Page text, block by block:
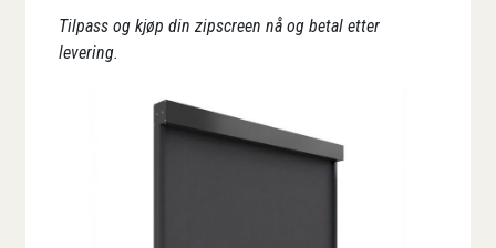
Tilpass og kjøp din zipscreen nå og betal etter
levering.